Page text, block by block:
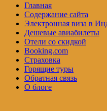
Главная
Содержание сайта
Электронная виза в
Дешевые авиабилеты
Отели со скидкой
Booking.com
Страховка
Горящие туры
Обратная связь
О блоге